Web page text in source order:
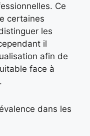
Ce
certaines
les
il
afin de
face à
dans les